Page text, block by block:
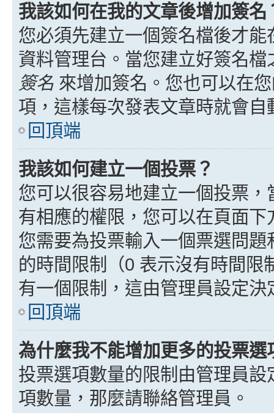
我該如何在我的文章後增加簽名
您必須先建立一個簽名檔後才
資料管理台。當您建立好簽名
簽名 來增加簽名。您也可以在
項，這樣每次發表文章時就會自
回頂端
我該如何建立一個投票？
您可以很容易地建立一個投票
有相應的權限，您可以在頁面
您需要為投票輸入一個票選問
的時間限制（0 表示沒有時間限
有一個限制，這由管理員設定決
回頂端
為什麼我不能增加更多的投票選
投票選項數量的限制由管理員
項數量，那麼請聯絡管理員。